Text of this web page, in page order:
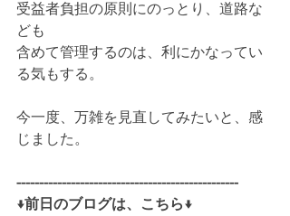
受益者負担の原則にのっとり、道路な
ども
含めて管理するのは、利にかなってい
る気もする。
今一度、万雑を見直してみたいと、感
じました。
-------------------------------------------------
↓前日のブログは、こちら↓